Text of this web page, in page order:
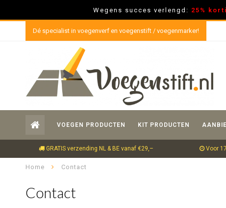
Wegens succes verlengd: 25%
Dé specialist in voegenverf en voegenstift / voegenmarker!
VOEGEN PRODUCTEN KIT PRODUCTEN
GRATIS verzending NL & BE vanaf €29,– Voor
Home Contact
Contact